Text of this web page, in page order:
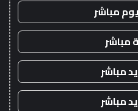
مباشر
مباشر
مباشر
مباشر